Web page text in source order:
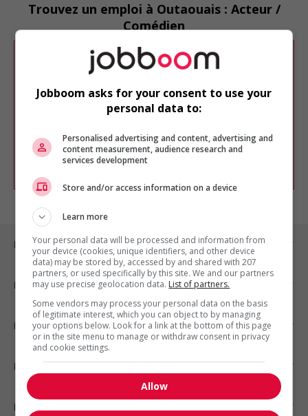
Trouvez un emploi à Outaouais : Acteur /
Comédien
Désolé, cette recherche n'a produit aucun
résultat.
Veuillez faire une nouvelle recherche.
Vous pouvez en tout temps utiliser nos
chercher un poste selon votre profil
d'intérêt en emploi en vousinscrivant
comme membre Jobboom.
Emplois par ville
Emplois par secteur
Emplois par statut
Emplois par type
Nos suggestions
Jobboom asks for your consent to use your
personal data to:
Personalised advertising and content, advertising and
content measurement, audience research and
services development
Store and/or access information on a device
Learn more
Your personal data will be processed and information from
your device (cookies, unique identifiers, and other device
data) may be stored by, accessed by and shared with 207
partners, or used specifically by this site. We and our partners
may use precise geolocation data. List of partners.
Some vendors may process your personal data on the basis
of legitimate interest, which you can object to by managing
your options below. Look for a link at the bottom of this page
or in the site menu to manage or withdraw consent in privacy
and cookie settings.
Allow